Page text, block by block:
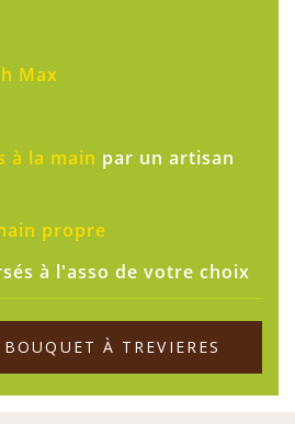
Max
à la main par un artisan
propre
à l'asso de votre choix
À TREVIERES